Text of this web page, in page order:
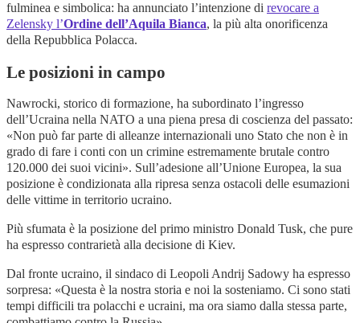
fulminea e simbolica: ha annunciato l’intenzione di revocare a
Zelensky l’Ordine dell’Aquila Bianca, la più alta onorificenza
della Repubblica Polacca.
Le posizioni in campo
Nawrocki, storico di formazione, ha subordinato l’ingresso
dell’Ucraina nella NATO a una piena presa di coscienza del passato:
«Non può far parte di alleanze internazionali uno Stato che non è in
grado di fare i conti con un crimine estremamente brutale contro
120.000 dei suoi vicini». Sull’adesione all’Unione Europea, la sua
posizione è condizionata alla ripresa senza ostacoli delle esumazioni
delle vittime in territorio ucraino.
Più sfumata è la posizione del primo ministro Donald Tusk, che pure
ha espresso contrarietà alla decisione di Kiev.
Dal fronte ucraino, il sindaco di Leopoli Andrij Sadowy ha espresso
sorpresa: «Questa è la nostra storia e noi la sosteniamo. Ci sono stati
tempi difficili tra polacchi e ucraini, ma ora siamo dalla stessa parte,